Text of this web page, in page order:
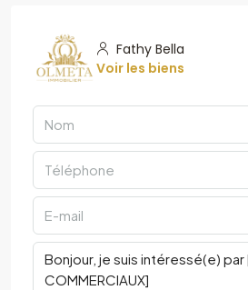
Fathy Bella
Voir les biens